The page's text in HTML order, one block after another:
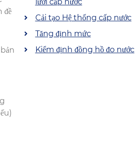
đề
Cải tạo Hệ thống cấp nước
Tăng định mức
Kiểm định đồng hồ đo nước